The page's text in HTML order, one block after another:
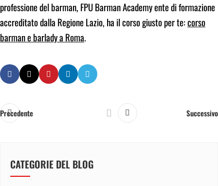
professione del barman, FPU Barman Academy ente di formazione
accreditato dalla Regione Lazio, ha il corso giusto per te:corso
barman e barlady a Roma.
Precedente Successivo
CATEGORIE DEL BLOG